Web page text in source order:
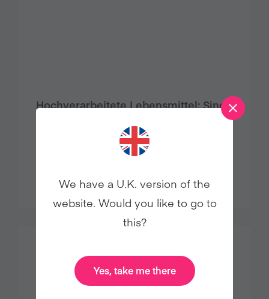
Hochverarbeitete Lebensmittel: Sind
vegane Alternativprodukte
Gesundheit
We have a U.K. version of the
website. Would you like to go to
this?
Yes, take me there